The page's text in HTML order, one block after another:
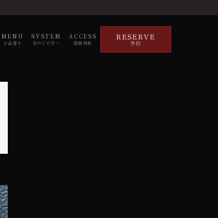
MENU
お品書き
SYSTEM
初めての方へ
ACCESS
店舗情報
RESERVE
予約